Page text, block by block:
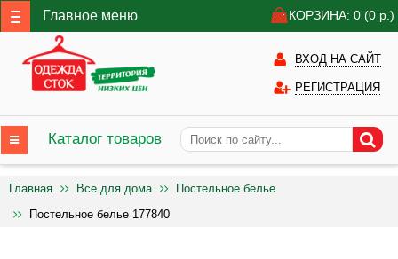
Главное меню КОРЗИНА: 0 (0 р.)
ВХОД НА САЙТ
РЕГИСТРАЦИЯ
Каталог товаров
Главная Все для дома
Постельное белье
Постельное белье 177840